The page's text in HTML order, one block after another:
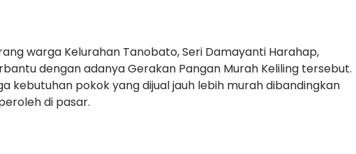
warga Kelurahan Tanobato, Seri Damayanti Harahap,
dengan adanya Gerakan Pangan Murah Keliling tersebut.
kebutuhan pokok yang dijual jauh lebih murah dibandingkan
di pasar.